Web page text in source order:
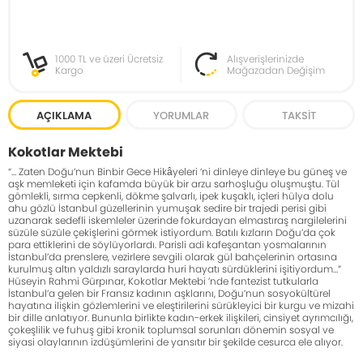
1000 TL ve üzeri Ücretsiz
Kargo
Alışverişlerinizde
Mağazadan Değişim
AÇIKLAMA YORUMLAR TAKSIT
Kokotlar Mektebi
“… Zaten Doğu’nun Binbir Gece Hikâyeleri ’ni dinleye dinleye bu güneş ve
aşk memleketi için kafamda büyük bir arzu sarhoşluğu oluşmuştu. Tül
gömlekli, sırma cepkenli, dökme şalvarlı, ipek kuşaklı, içleri hülya dolu
ahu gözlü İstanbul güzellerinin yumuşak sedire bir trajedi perisi gibi
uzanarak sedefli iskemleler üzerinde fokurdayan elmastıraş nargilelerini
süzüle süzüle çekişlerini görmek istiyordum. Batılı kızların Doğu’da çok
para ettiklerini de söylüyorlardı. Parisli adi kafeşantan yosmalarının
İstanbul’da prenslere, vezirlere sevgili olarak gül bahçelerinin ortasına
kurulmuş altın yaldızlı saraylarda huri hayatı sürdüklerini işitiyordum…”
Hüseyin Rahmi Gürpınar, Kokotlar Mektebi ’nde fantezist tutkularla
İstanbul’a gelen bir Fransız kadının aşklarını, Doğu’nun sosyokültürel
hayatına ilişkin gözlemlerini ve eleştirilerini sürükleyici bir kurgu ve mizahi
bir dille anlatıyor. Bununla birlikte kadın-erkek ilişkileri, cinsiyet ayrımcılığı,
çokeşlilik ve fuhuş gibi kronik toplumsal sorunları dönemin sosyal ve
siyasi olaylarının izdüşümlerini de yansıtır bir şekilde cesurca ele alıyor.